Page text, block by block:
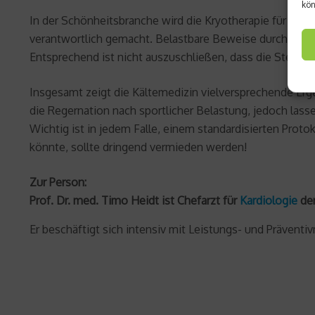
In der Schönheitsbranche wird die Kryotherapie für
verantwortlich gemacht. Belastbare Beweise durch
Entsprechend ist nicht auszuschließen, dass die
Insgesamt zeigt die Kältemedizin vielversprechende
die Regernation nach sportlicher Belastung, jedoch
Wichtig ist in jedem Falle, einem standardisierten
könnte, sollte dringend vermieden werden!
Zur Person:
Prof. Dr. med. Timo Heidt ist Chefarzt für Kardiologie
Er beschäftigt sich intensiv mit Leistungs- und